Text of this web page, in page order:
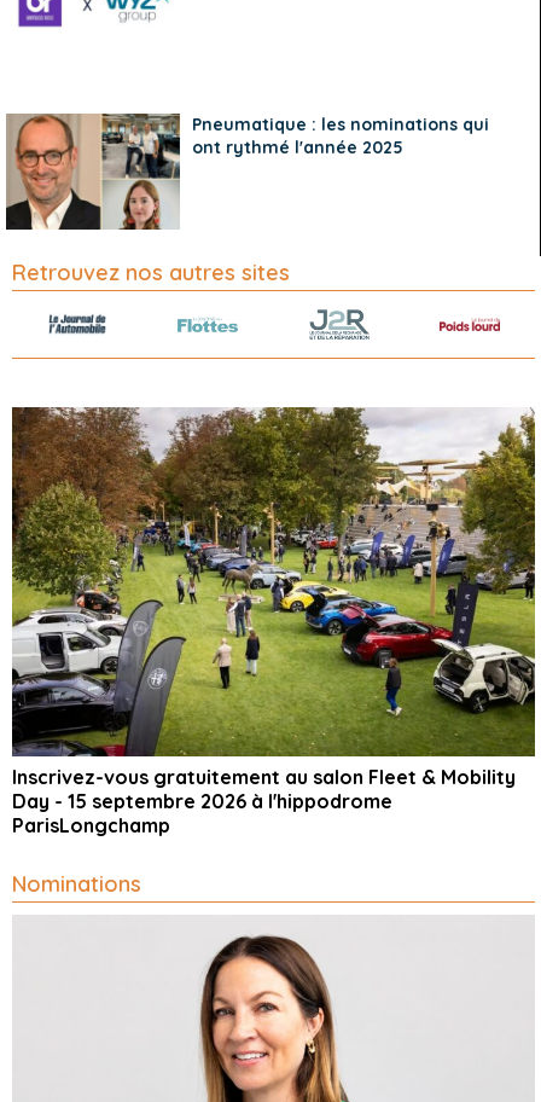
Pneumatique : les nominations qui
ont rythmé l'année 2025
Retrouvez nos autres sites
Inscrivez-vous gratuitement au salon Fleet & Mobility
Day - 15 septembre 2026 à l'hippodrome
ParisLongchamp
Nominations